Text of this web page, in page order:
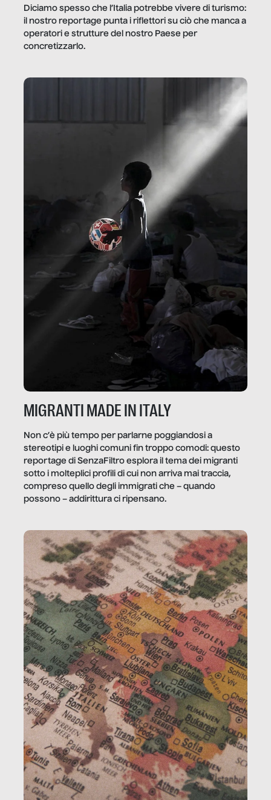
Diciamo spesso che l’Italia potrebbe vivere di turismo:
il nostro reportage punta i riflettori su ciò che manca a
operatori e strutture del nostro Paese per
concretizzarlo.
MIGRANTI MADE IN ITALY
Non c’è più tempo per parlarne poggiandosi a
stereotipi e luoghi comuni fin troppo comodi: questo
reportage di SenzaFiltro esplora il tema dei migranti
sotto i molteplici profili di cui non arriva mai traccia,
compreso quello degli immigrati che – quando
possono – addirittura ci ripensano.